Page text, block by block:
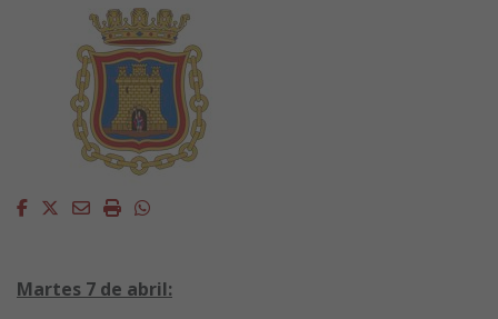
Facebook
Twitter
EmailImprimirWhatsapp
Martes 7 de abril: